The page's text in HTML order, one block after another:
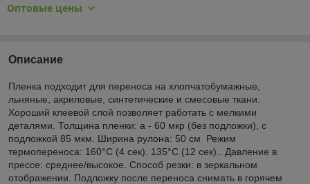
Оптовые цены
Описание
Пленка подходит для переноса на хлопчатобумажные,
льняные, акриловые, синтетические и смесовые ткани.
Хороший клеевой слой позволяет работать с мелкими
деталями. Толщина пленки: а - 60 мкр (без подложки), с
подложкой 85 мкм. Ширина рулона: 50 см Режим
термопереноса: 160°C (4 сек). 135°C (12 сек).. Давление в
прессе: среднее/высокое. Способ резки: в зеркальном
отображении. Подложку после переноса снимать в горячем